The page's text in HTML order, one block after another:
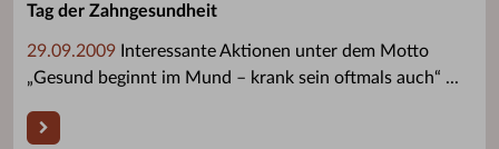
Tag der Zahngesundheit
29.09.2009 Interessante Aktionen unter dem Motto
„Gesund beginnt im Mund – krank sein oftmals auch“ ...